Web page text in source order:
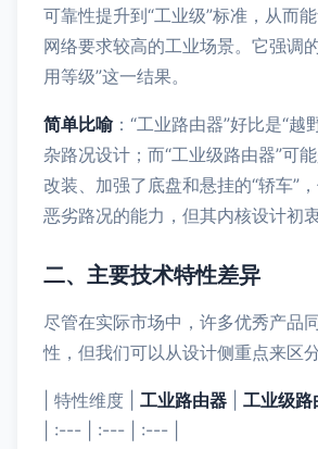
可靠性提升到“工业级”标准，从而
网络要求较高的工业场景。它强调
用等级”这一结果。
简单比喻：“工业路由器”好比是“越
杂路况设计；而“工业级路由器”可
改装、加强了底盘和悬挂的“轿车”
恶劣路况的能力，但其内核设计初
二、主要技术特性差异
尽管在实际市场中，许多优秀产品
性，但我们可以从设计侧重点来区分
| 特性维度 | 工业路由器 工业级路
| :--- | :--- | :--- |